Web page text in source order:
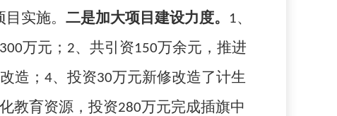
实施。 二是加大项目建设力度。 1、
万元； 2、共引资150万余元，推进
造； 4、投资30万元新修改造了计生
教育资源，投资280万元完成插旗中